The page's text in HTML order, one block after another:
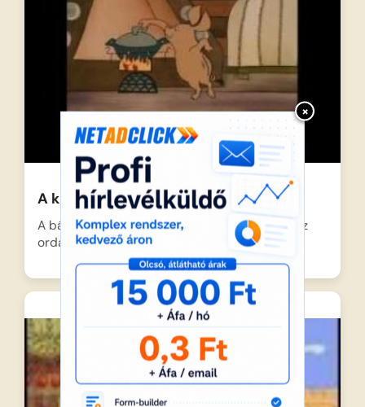
×
A kis malac és a farkasok
A bátor kismalac egyedül éldegél, ám a gonosz
ordasok fenik…